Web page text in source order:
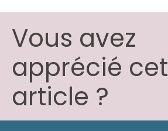
Vous avez
apprécié cet
article ?